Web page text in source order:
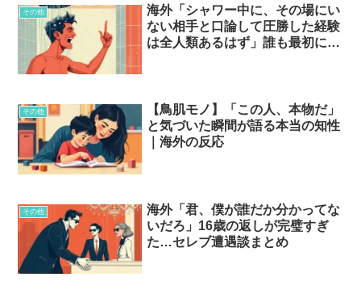
その他
海外「シャワー中に、その場にい
ない相手と口論して圧勝した経験
は全人類あるはず」誰も最初に認
その他
【鳥肌モノ】「この人、本物だ」
と気づいた瞬間が語る本当の知性
｜海外の反応
その他
海外「君、僕が誰だか分かってな
いだろ」16歳の返しが完璧すぎ
た…セレブ遭遇談まとめ